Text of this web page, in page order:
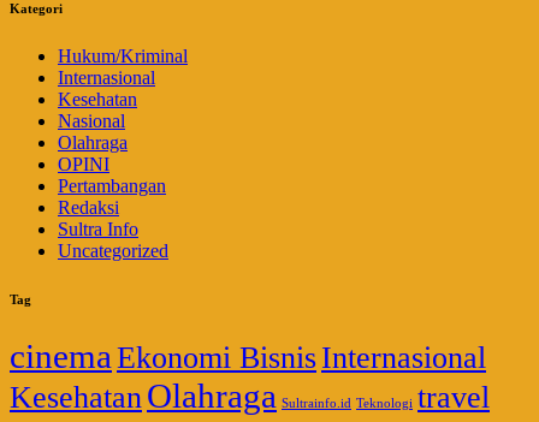
Kategori
Hukum/Kriminal
Internasional
Kesehatan
Nasional
Olahraga
OPINI
Pertambangan
Redaksi
Sultra Info
Uncategorized
Tag
cinema Ekonomi BisnisInternasional
KesehatanOlahraga Sultrainfo.id Teknologi travel